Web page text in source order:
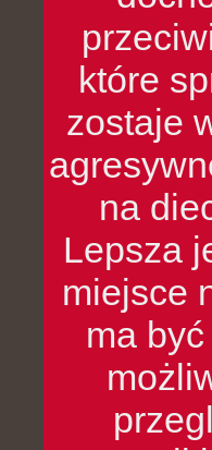
które
zostaje
na
Lepsza
miejsce
ma